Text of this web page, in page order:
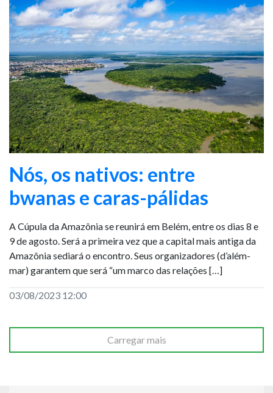
Nós, os nativos: entre
bwanas e caras-pálidas
A Cúpula da Amazônia se reunirá em Belém, entre os dias 8 e
9 de agosto. Será a primeira vez que a capital mais antiga da
Amazônia sediará o encontro. Seus organizadores (d’além-
mar) garantem que será “um marco das relações […]
03/08/2023 12:00
Carregar mais